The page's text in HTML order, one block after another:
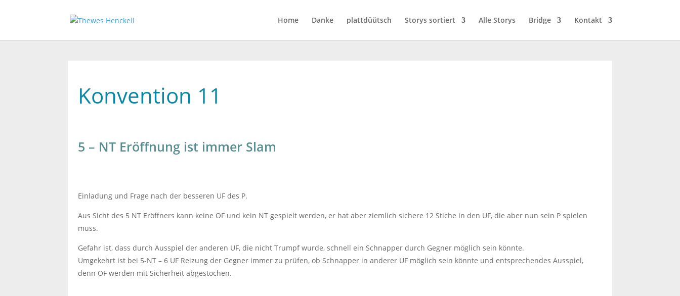
Home Danke plattdüütsch Storys sortiert Alle Storys Bridge Kontakt
Konvention 11
5 – NT Eröffnung ist immer Slam
Einladung und Frage nach der besseren UF des P.
Aus Sicht des 5 NT Eröffners kann keine OF und kein NT gespielt werden, er hat aber ziemlich sichere 12 Stiche in den UF, die aber nun sein P spielen
muss.
Gefahr ist, dass durch Ausspiel der anderen UF, die nicht Trumpf wurde, schnell ein Schnapper durch Gegner möglich sein könnte.
Umgekehrt ist bei 5-NT – 6 UF Reizung der Gegner immer zu prüfen, ob Schnapper in anderer UF möglich sein könnte und entsprechendes Ausspiel,
denn OF werden mit Sicherheit abgestochen.